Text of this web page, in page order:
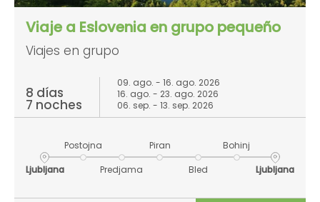
Viaje a Eslovenia en grupo pequeño
Viajes en grupo
8 días
7 noches
09. ago. - 16. ago. 2026
16. ago. - 23. ago. 2026
06. sep. - 13. sep. 2026
Ljubljana
Postojna
Predjama
Piran
Bled
Bohinj
Ljubljana